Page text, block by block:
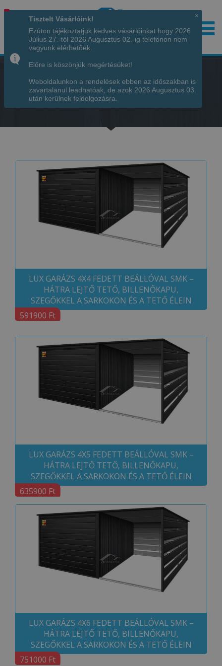
Hívjon minket!+36 70 7342034
Főoldal - TERMÉKEK -
GARÁZS FEDETT BEÁLLÓVAL SMK
LUX GARÁZS 4X4 FEDETT BEÁLLÓVAL SMK –
HÁTRA LEJTŐ TETŐ, BILLENŐKAPU,
SZEGŐKKEL A SARKOKON ÉS A TETŐ ÉLEIN
591900 Ft
LUX GARÁZS 4X5 FEDETT BEÁLLÓVAL SMK –
HÁTRA LEJTŐ TETŐ, BILLENŐKAPU,
SZEGŐKKEL A SARKOKON ÉS A TETŐ ÉLEIN
635900 Ft
LUX GARÁZS 4X6 FEDETT BEÁLLÓVAL SMK –
HÁTRA LEJTŐ TETŐ, BILLENŐKAPU,
SZEGŐKKEL A SARKOKON ÉS A TETŐ ÉLEIN
751000 Ft
×
Tisztelt Vásárlóink!
Ezúton tájékoztatjuk kedves vásárlóinkat hogy 2026
Július 27.-től 2026 Augusztus 02.-ig telefonon nem
vagyunk elérhetőek.
Előre is köszönjük megértésüket!
Weboldalunkon a rendelések ebben az időszakban is
zavartalanul leadhatóak, de azok 2026 Augusztus 03.
után kerülnek feldolgozásra.